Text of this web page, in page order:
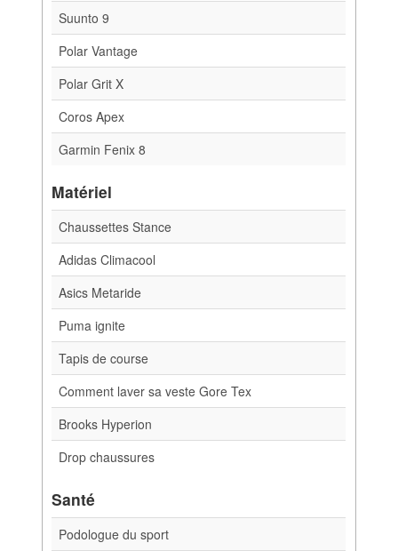
Suunto 9
Polar Vantage
Polar Grit X
Coros Apex
Garmin Fenix 8
Matériel
Chaussettes Stance
Adidas Climacool
Asics Metaride
Puma ignite
Tapis de course
Comment laver sa veste Gore Tex
Brooks Hyperion
Drop chaussures
Santé
Podologue du sport